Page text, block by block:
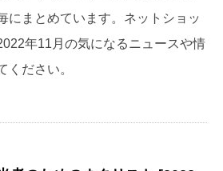
にまとめています。ネットショッ
年11月の気になるニュースや情
ください。